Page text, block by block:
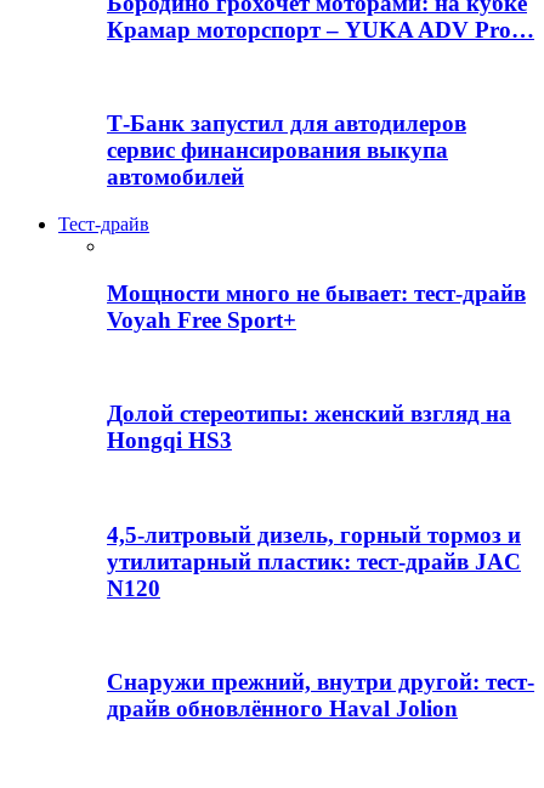
Крамар моторспорт – YUKA ADV Pro…
Т-Банк запустил для автодилеров
сервис финансирования выкупа
автомобилей
Тест-драйв
Мощности много не бывает: тест-драйв
Voyah Free Sport+
Долой стереотипы: женский взгляд на
Hongqi HS3
4,5-литровый дизель, горный тормоз и
утилитарный пластик: тест-драйв JAC
N120
Снаружи прежний, внутри другой: тест-
драйв обновлённого Haval Jolion